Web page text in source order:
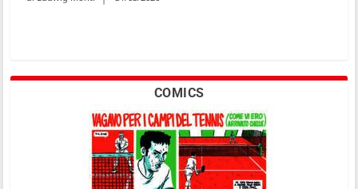
COMICS